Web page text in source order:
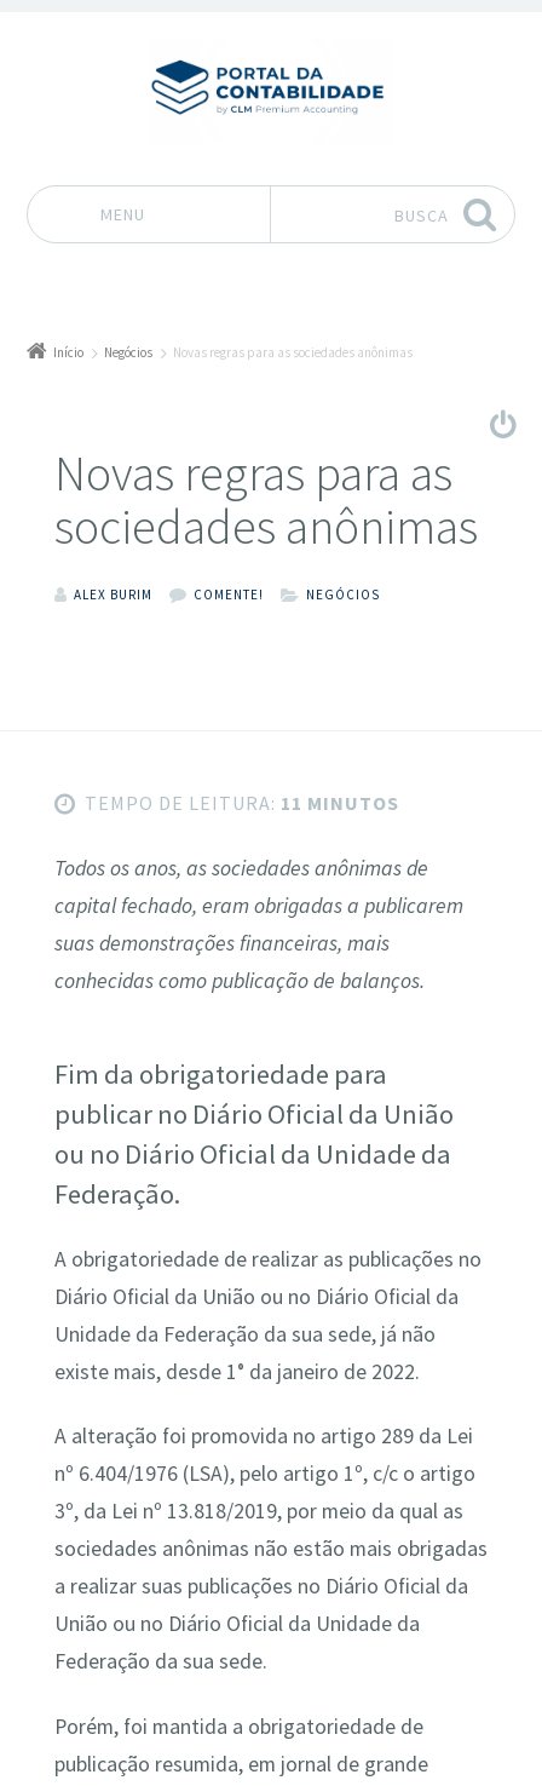
MENU BUSCA
Início Negócios Novas regras para as sociedades anônimas
Novas regras para as
sociedades anônimas
ALEX BURIM COMENTE! NEGÓCIOS
TEMPO DE LEITURA: 11 MINUTOS
Todos os anos, as sociedades anônimas de
capital fechado, eram obrigadas a publicarem
suas demonstrações financeiras, mais
conhecidas como publicação de balanços.
Fim da obrigatoriedade para
publicar no Diário Oficial da União
ou no Diário Oficial da Unidade da
Federação.
A obrigatoriedade de realizar as publicações no
Diário Oficial da União ou no Diário Oficial da
Unidade da Federação da sua sede, já não
existe mais, desde 1° da janeiro de 2022.
A alteração foi promovida no artigo 289 da Lei
nº 6.404/1976 (LSA), pelo artigo 1º, c/c o artigo
3º, da Lei nº 13.818/2019, por meio da qual as
sociedades anônimas não estão mais obrigadas
a realizar suas publicações no Diário Oficial da
União ou no Diário Oficial da Unidade da
Federação da sua sede.
Porém, foi mantida a obrigatoriedade de
publicação resumida, em jornal de grande